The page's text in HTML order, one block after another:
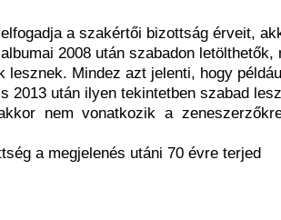
a szakértői bizottság érveit,
2008 után szabadon letölthetők,
lesznek. Mindez azt jelenti, hogy
2013 után ilyen tekintetben szabad
nem vonatkozik a
a megjelenés utáni 70 évre terjed